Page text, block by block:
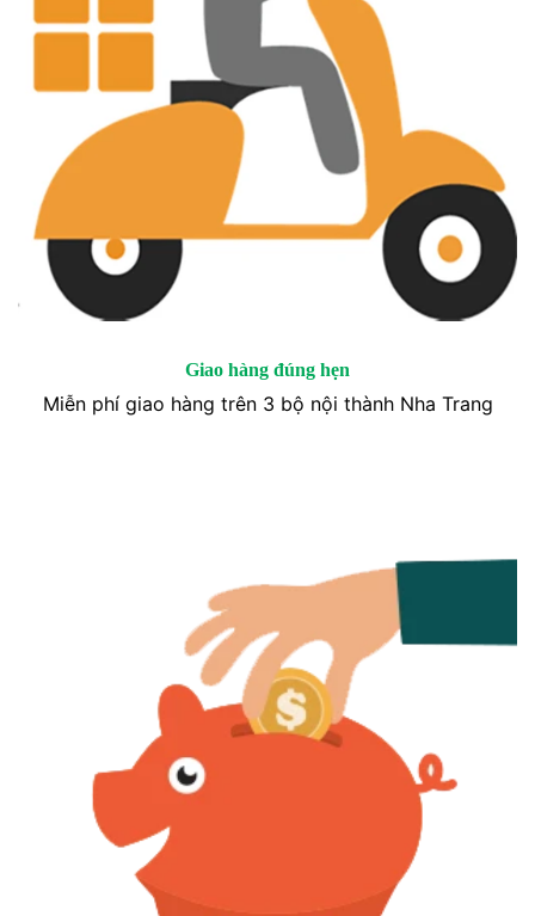
Giao hàng đúng hẹn
Miễn phí giao hàng trên 3 bộ nội thành Nha Trang